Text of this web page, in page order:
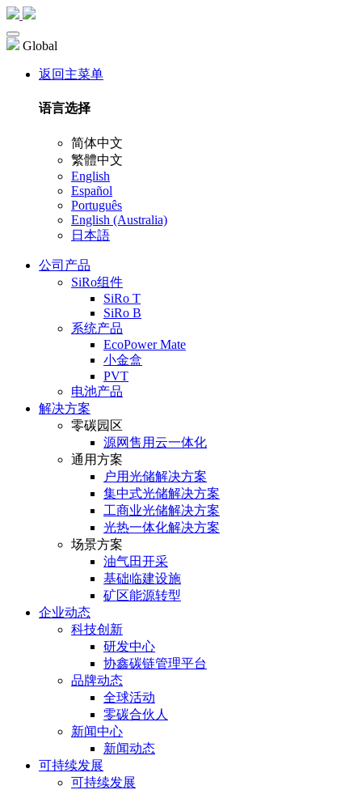
Global
返回主菜单
语言选择
简体中文
繁體中文
English
Español
Português
English (Australia)
日本語
公司产品
SiRo组件
SiRo T
SiRo B
系统产品
EcoPower Mate
小金盒
PVT
电池产品
解决方案
零碳园区
源网售用云一体化
通用方案
户⽤光储解决⽅案
集中式光储解决⽅案
⼯商业光储解决⽅案
光热⼀体化解决⽅案
场景方案
油气田开采
基础临建设施
矿区能源转型
企业动态
科技创新
研发中心
协鑫碳链管理平台
品牌动态
全球活动
零碳合伙人
新闻中心
新闻动态
可持续发展
可持续发展